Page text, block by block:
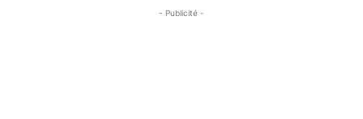
- Publicité -